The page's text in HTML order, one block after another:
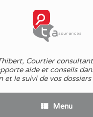
Courtier
aide et conseils
et le suivi de vos dossiers
Menu